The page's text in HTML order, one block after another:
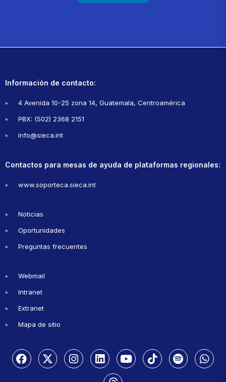
Información de contacto:
4 Avenida 10-25 zona 14, Guatemala, Centroamérica
PBX: (502) 2368 2151
info@sieca.int
Contactos para mesas de ayuda de plataformas regionales:
www.soporteca.sieca.int
Noticias
Oportunidades
Preguntas frecuentes
Webmail
Intranet
Extranet
Mapa de sitio